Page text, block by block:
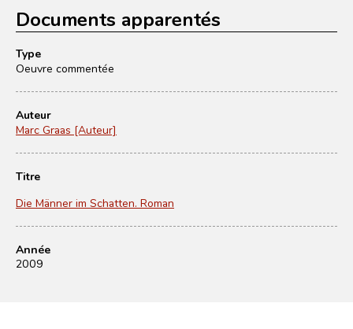
Documents apparentés
Type
Oeuvre commentée
Auteur
Marc Graas [Auteur]
Titre
Die Männer im Schatten. Roman
Année
2009